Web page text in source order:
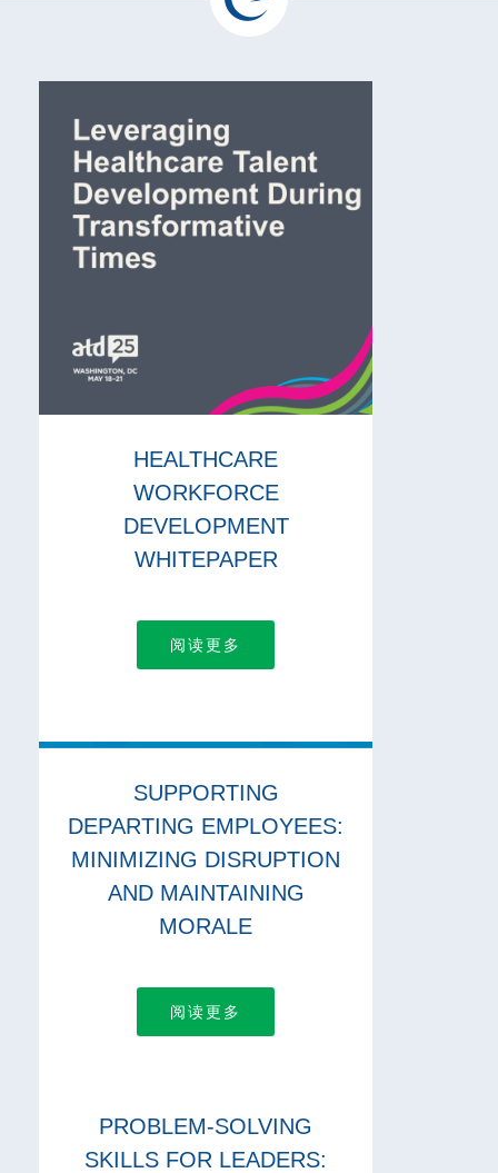
HEALTHCARE
WORKFORCE
DEVELOPMENT
WHITEPAPER
阅读更多
SUPPORTING
DEPARTING EMPLOYEES:
MINIMIZING DISRUPTION
AND MAINTAINING
MORALE
阅读更多
PROBLEM-SOLVING
SKILLS FOR LEADERS: